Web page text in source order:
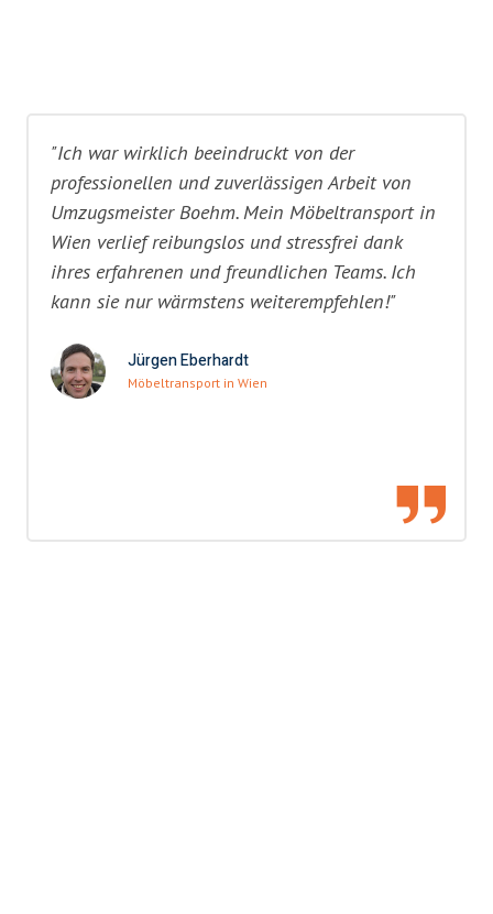
"Ich war wirklich beeindruckt von der
professionellen und zuverlässigen Arbeit von
Umzugsmeister Boehm. Mein Möbeltransport in
Wien verlief reibungslos und stressfrei dank
ihres erfahrenen und freundlichen Teams. Ich
kann sie nur wärmstens weiterempfehlen!"
Jürgen Eberhardt
Möbeltransport in Wien